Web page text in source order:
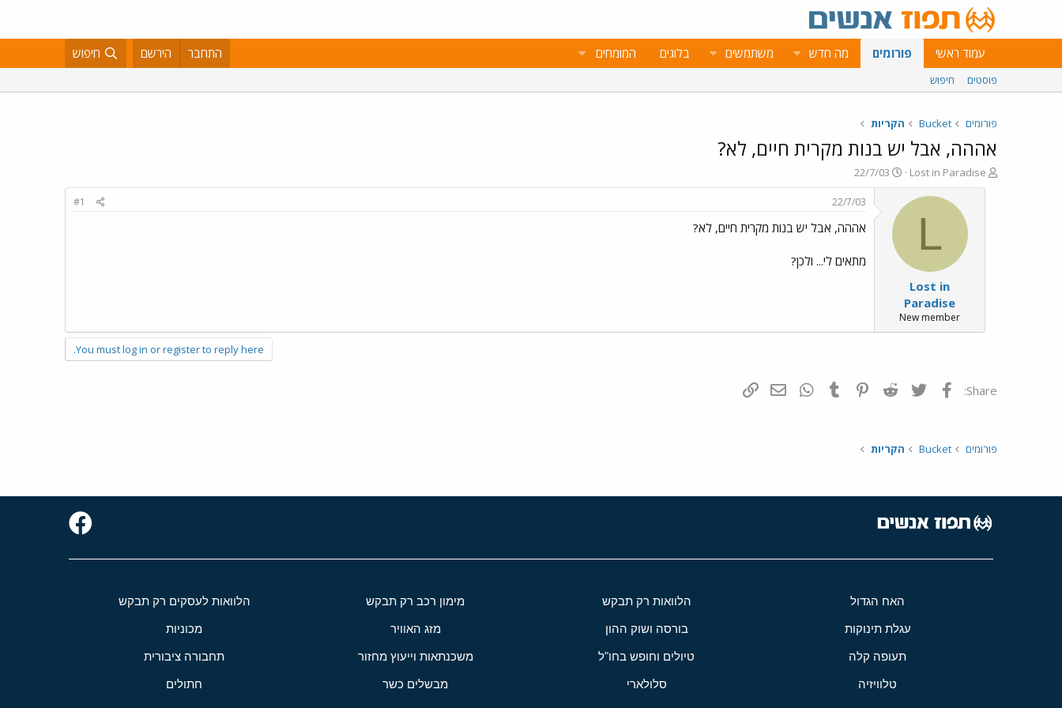
עמוד ראשי פורומים מה חדש משתמשים בלוגים המומחים התחבר הירשם חיפוש
פוסטים חיפוש
פורומים Bucket הקריות
אההה, אבל יש בנות מקרית חיים, לא?
פ
ו
Lost in Paradise
פ
ו
22/7/03
L
Lost in
Paradise
New member
22/7/03
#1
אההה, אבל יש בנות מקרית חיים, לא?
מתאים לי... ולכן?
You must log in or register to reply here.
Share: פייסבוק Twitter
Reddit
Pinterest
Tumblr
WhatsAppדואר אלקטרוני
פורומים Bucket הקריות
האח הגדול הלוואות רק תבקש מימון רכב רק תבקש הלוואות לעסקים רק תבקש
עגלת תינוקות בורסה ושוק ההון מזג האוויר מכוניות
תעופה קלה טיולים וחופש בחו"ל משכנתאות וייעוץ מחזור תחבורה ציבורית
טלוויזיה סלולארי מבשלים כשר חתולים